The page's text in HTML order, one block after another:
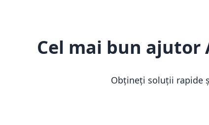
Cel mai bun ajutor
Obțineți soluții rapide